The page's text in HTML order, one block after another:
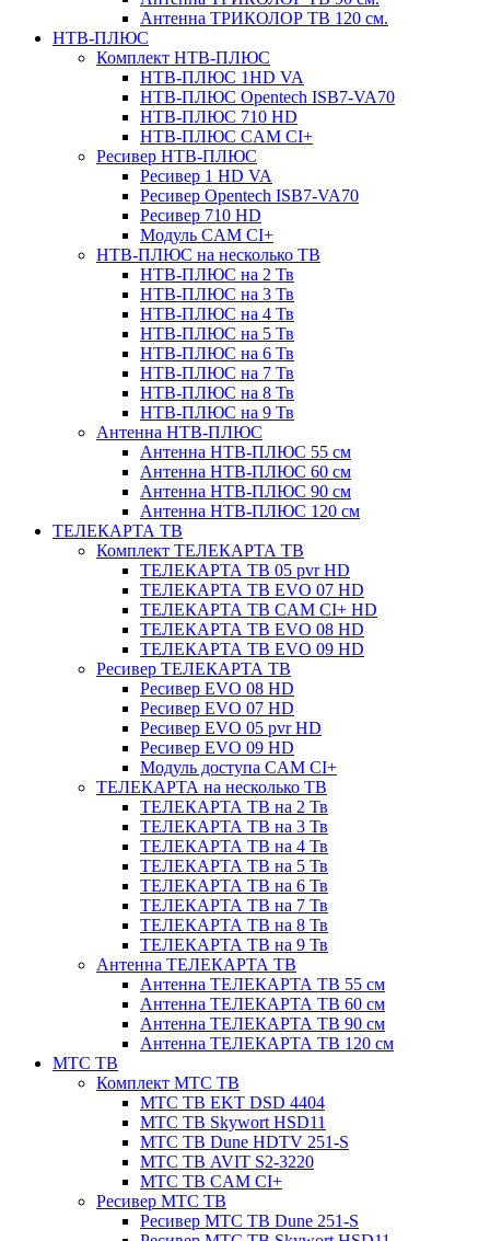
Антенна ТРИКОЛОР ТВ 120 см.
НТВ-ПЛЮС
Комплект НТВ-ПЛЮС
НТВ-ПЛЮС 1HD VA
НТВ-ПЛЮС Opentech ISB7-VA70
НТВ-ПЛЮС 710 HD
НТВ-ПЛЮС CAM CI+
Ресивер НТВ-ПЛЮС
Ресивер 1 HD VA
Ресивер Opentech ISB7-VA70
Ресивер 710 HD
Модуль CAM CI+
НТВ-ПЛЮС на несколько ТВ
НТВ-ПЛЮС на 2 Тв
НТВ-ПЛЮС на 3 Тв
НТВ-ПЛЮС на 4 Тв
НТВ-ПЛЮС на 5 Тв
НТВ-ПЛЮС на 6 Тв
НТВ-ПЛЮС на 7 Тв
НТВ-ПЛЮС на 8 Тв
НТВ-ПЛЮС на 9 Тв
Антенна НТВ-ПЛЮС
Антенна НТВ-ПЛЮС 55 см
Антенна НТВ-ПЛЮС 60 см
Антенна НТВ-ПЛЮС 90 см
Антенна НТВ-ПЛЮС 120 см
ТЕЛЕКАРТА ТВ
Комплект ТЕЛЕКАРТА ТВ
ТЕЛЕКАРТА ТВ 05 pvr HD
ТЕЛЕКАРТА ТВ EVO 07 HD
ТЕЛЕКАРТА ТВ CAM CI+ HD
ТЕЛЕКАРТА ТВ EVO 08 HD
ТЕЛЕКАРТА ТВ EVO 09 HD
Ресивер ТЕЛЕКАРТА ТВ
Ресивер EVO 08 HD
Ресивер EVO 07 HD
Ресивер EVO 05 pvr HD
Ресивер EVO 09 HD
Модуль доступа CAM CI+
ТЕЛЕКАРТА на несколько ТВ
ТЕЛЕКАРТА ТВ на 2 Тв
ТЕЛЕКАРТА ТВ на 3 Тв
ТЕЛЕКАРТА ТВ на 4 Тв
ТЕЛЕКАРТА ТВ на 5 Тв
ТЕЛЕКАРТА ТВ на 6 Тв
ТЕЛЕКАРТА ТВ на 7 Тв
ТЕЛЕКАРТА ТВ на 8 Тв
ТЕЛЕКАРТА ТВ на 9 Тв
Антенна ТЕЛЕКАРТА ТВ
Антенна ТЕЛЕКАРТА ТВ 55 см
Антенна ТЕЛЕКАРТА ТВ 60 см
Антенна ТЕЛЕКАРТА ТВ 90 см
Антенна ТЕЛЕКАРТА ТВ 120 см
МТС ТВ
Комплект МТС ТВ
МТС ТВ EKT DSD 4404
МТС ТВ Skywort HSD11
МТС ТВ Dune HDTV 251-S
МТС ТВ AVIT S2-3220
МТС ТВ CAM CI+
Ресивер МТС ТВ
Ресивер МТС ТВ Dune 251-S